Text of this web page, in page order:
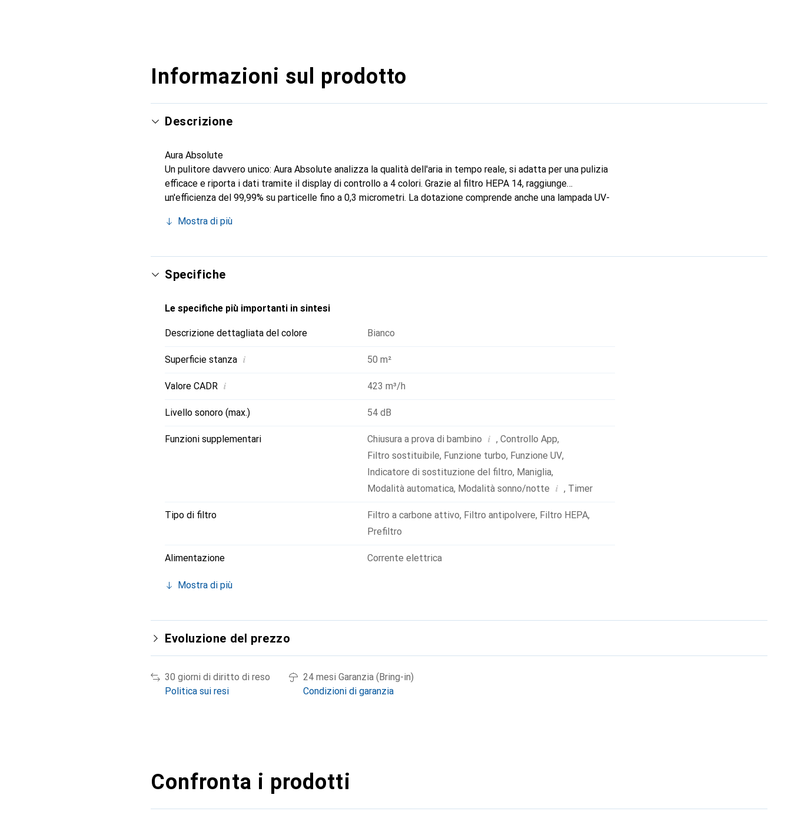
Informazioni sul prodotto
Descrizione
Aura Absolute
Un pulitore davvero unico: Aura Absolute analizza la qualità dell'aria in tempo reale, si adatta per una pulizia
efficace e riporta i dati tramite il display di controllo a 4 colori. Grazie al filtro HEPA 14, raggiunge
un'efficienza del 99,99% su particelle fino a 0,3 micrometri. La dotazione comprende anche una lampada UV-
Mostra di più
Specifiche
Le specifiche più importanti in sintesi
Descrizione dettagliata del colore Bianco
Superficie stanza i 50 m²
Valore CADR i 423 m³/h
Livello sonoro (max.) 54 dB
Funzioni supplementari Chiusura a prova di bambino i , Controllo App,
Filtro sostituibile, Funzione turbo, Funzione UV,
Indicatore di sostituzione del filtro, Maniglia,
Modalità automatica, Modalità sonno/notte i , Timer
Tipo di filtro Filtro a carbone attivo, Filtro antipolvere, Filtro HEPA,
Prefiltro
Alimentazione Corrente elettrica
Mostra di più
Evoluzione del prezzo
30 giorni di diritto di reso
Politica sui resi
24 mesi Garanzia (Bring-in)
Condizioni di garanzia
Confronta i prodotti